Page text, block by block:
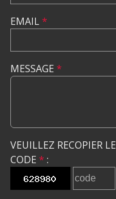
EMAIL*
MESSAGE *
VEUILLEZ RECOPIER LE
CODE * :